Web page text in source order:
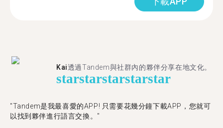
Kai透過Tandem與社群內的夥伴分享在地文化。
starstarstarstarstar
"Tandem是我最喜愛的APP! 只需要花幾分鐘下載APP，您就可
以找到夥伴進行語言交換。"